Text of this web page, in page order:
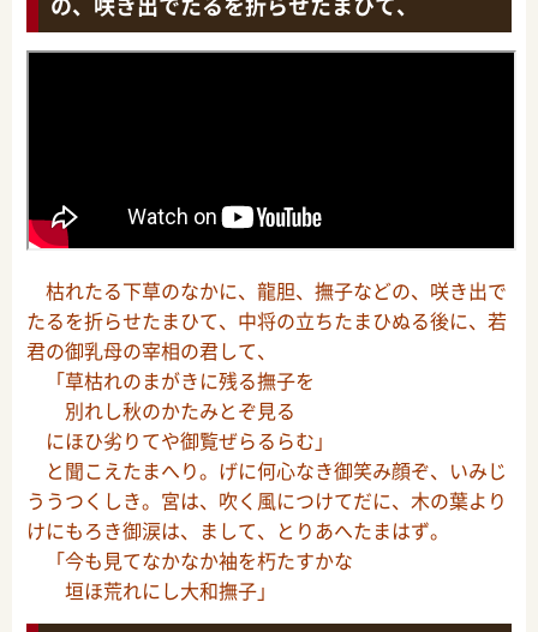
枯れたる下草のなかに、龍胆、撫子などの、咲き出で
たるを折らせたまひて、中将の立ちたまひぬる後に、若
君の御乳母の宰相の君して、
「草枯れのまがきに残る撫子を
別れし秋のかたみとぞ見る
にほひ劣りてや御覧ぜらるらむ」
と聞こえたまへり。げに何心なき御笑み顔ぞ、いみじ
ううつくしき。宮は、吹く風につけてだに、木の葉より
けにもろき御涙は、まして、とりあへたまはず。
「今も見てなかなか袖を朽たすかな
垣ほ荒れにし大和撫子」